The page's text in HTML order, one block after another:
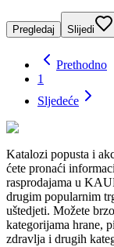
Pregledaj Slijedi
Prethodno
1
Sljedeće
Katalozi popusta i
ćete pronaći
rasprodajama u
drugim popularnim
uštedjeti. Možete
kategorijama hrane,
zdravlja i drugih